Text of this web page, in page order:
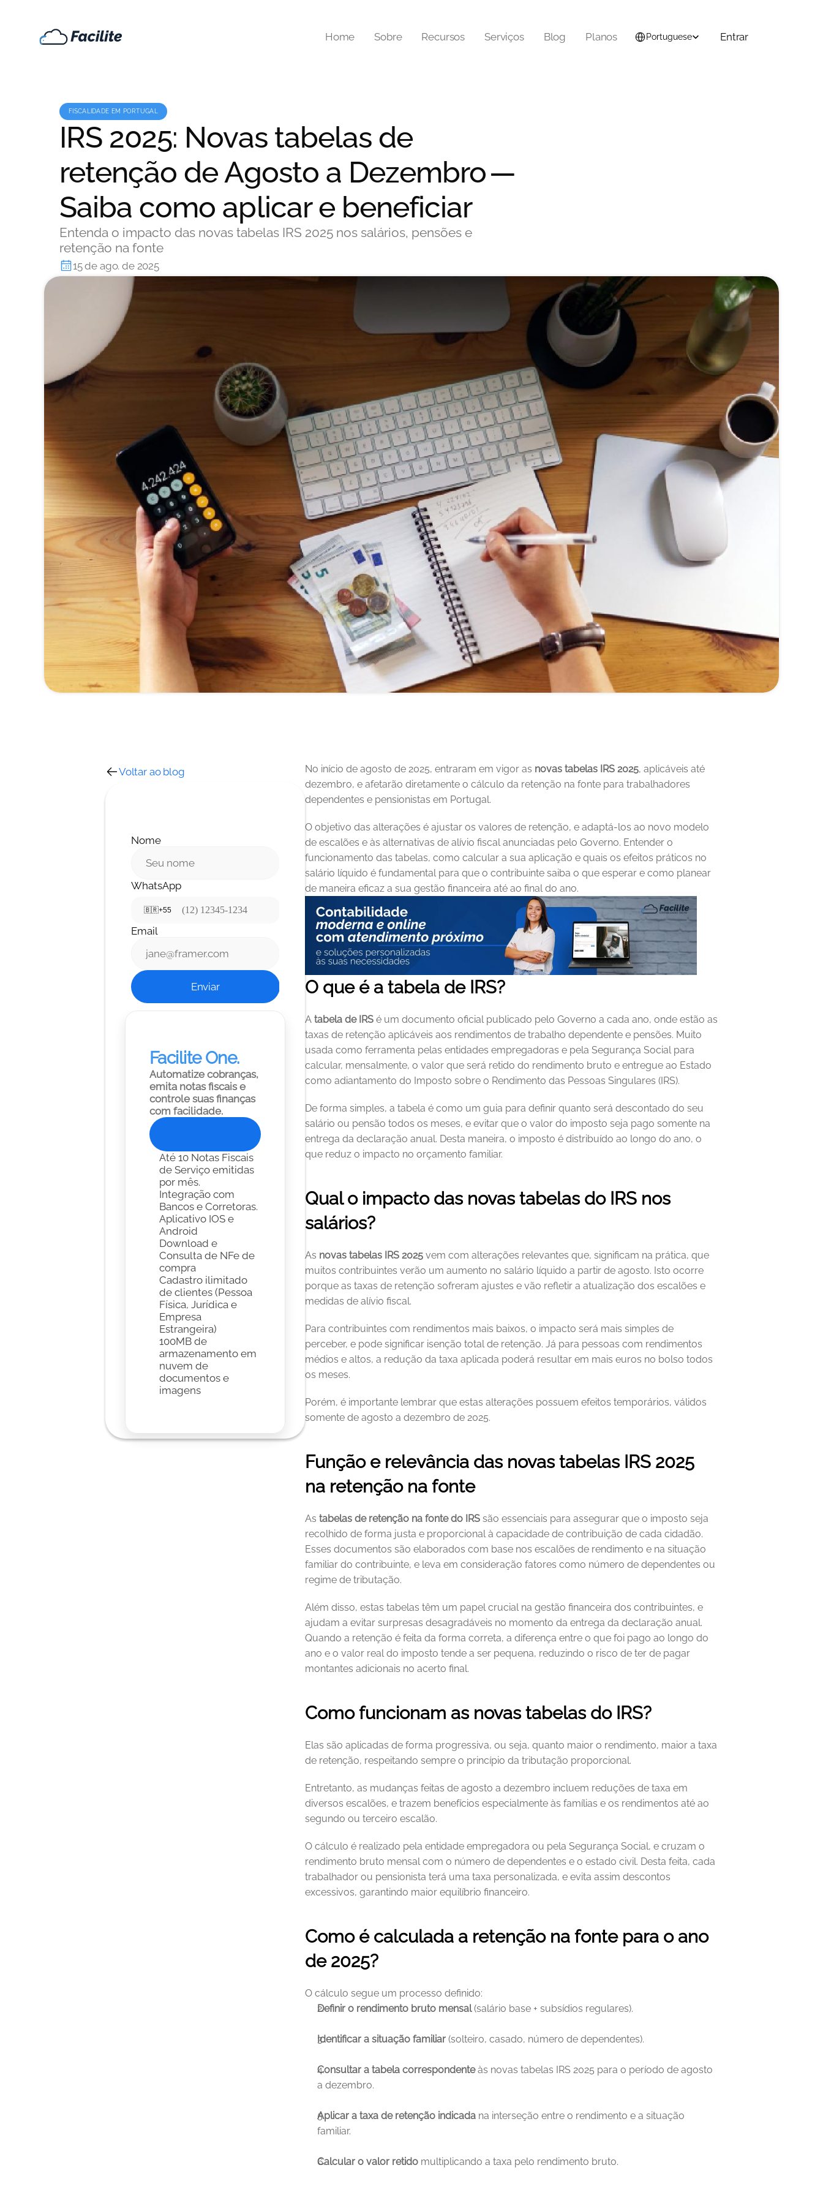
Home Sobre Recursos Serviços Blog Planos Portuguese Entrar
FISCALIDADE EM PORTUGAL
IRS 2025: Novas tabelas de
retenção de Agosto a Dezembro —
Saiba como aplicar e beneficiar
Entenda o impacto das novas tabelas IRS 2025 nos salários, pensões e
retenção na fonte
15 de ago. de 2025
Voltar ao blog
Nome
WhatsApp
🇧🇷+55
Email
Enviar
Facilite One.
Automatize cobranças,
emita notas fiscais e
controle suas finanças
com facilidade.
Até 10 Notas Fiscais
de Serviço emitidas
por mês.
Integração com
Bancos e Corretoras.
Aplicativo IOS e
Android
Download e
Consulta de NFe de
compra
Cadastro ilimitado
de clientes (Pessoa
Física, Jurídica e
Empresa
Estrangeira)
100MB de
armazenamento em
nuvem de
documentos e
imagens
No início de agosto de 2025, entraram em vigor as novas tabelas IRS 2025, aplicáveis até
dezembro, e afetarão diretamente o cálculo da retenção na fonte para trabalhadores
dependentes e pensionistas em Portugal.
O objetivo das alterações é ajustar os valores de retenção, e adaptá-los ao novo modelo
de escalões e às alternativas de alívio fiscal anunciadas pelo Governo. Entender o
funcionamento das tabelas, como calcular a sua aplicação e quais os efeitos práticos no
salário líquido é fundamental para que o contribuinte saiba o que esperar e como planear
de maneira eficaz a sua gestão financeira até ao final do ano.
O que é a tabela de IRS?
A tabela de IRS é um documento oficial publicado pelo Governo a cada ano, onde estão as
taxas de retenção aplicáveis aos rendimentos de trabalho dependente e pensões. Muito
usada como ferramenta pelas entidades empregadoras e pela Segurança Social para
calcular, mensalmente, o valor que será retido do rendimento bruto e entregue ao Estado
como adiantamento do Imposto sobre o Rendimento das Pessoas Singulares (IRS).
De forma simples, a tabela é como um guia para definir quanto será descontado do seu
salário ou pensão todos os meses, e evitar que o valor do imposto seja pago somente na
entrega da declaração anual. Desta maneira, o imposto é distribuído ao longo do ano, o
que reduz o impacto no orçamento familiar.
Qual o impacto das novas tabelas do IRS nos
salários?
As novas tabelas IRS 2025 vem com alterações relevantes que, significam na prática, que
muitos contribuintes verão um aumento no salário líquido a partir de agosto. Isto ocorre
porque as taxas de retenção sofreram ajustes e vão refletir a atualização dos escalões e
medidas de alívio fiscal.
Para contribuintes com rendimentos mais baixos, o impacto será mais simples de
perceber, e pode significar isenção total de retenção. Já para pessoas com rendimentos
médios e altos, a redução da taxa aplicada poderá resultar em mais euros no bolso todos
os meses.
Porém, é importante lembrar que estas alterações possuem efeitos temporários, válidos
somente de agosto a dezembro de 2025.
Função e relevância das novas tabelas IRS 2025
na retenção na fonte
As tabelas de retenção na fonte do IRS são essenciais para assegurar que o imposto seja
recolhido de forma justa e proporcional à capacidade de contribuição de cada cidadão.
Esses documentos são elaborados com base nos escalões de rendimento e na situação
familiar do contribuinte, e leva em consideração fatores como número de dependentes ou
regime de tributação.
Além disso, estas tabelas têm um papel crucial na gestão financeira dos contribuintes, e
ajudam a evitar surpresas desagradáveis no momento da entrega da declaração anual.
Quando a retenção é feita da forma correta, a diferença entre o que foi pago ao longo do
ano e o valor real do imposto tende a ser pequena, reduzindo o risco de ter de pagar
montantes adicionais no acerto final.
Como funcionam as novas tabelas do IRS?
Elas são aplicadas de forma progressiva, ou seja, quanto maior o rendimento, maior a taxa
de retenção, respeitando sempre o princípio da tributação proporcional.
Entretanto, as mudanças feitas de agosto a dezembro incluem reduções de taxa em
diversos escalões, e trazem benefícios especialmente às famílias e os rendimentos até ao
segundo ou terceiro escalão.
O cálculo é realizado pela entidade empregadora ou pela Segurança Social, e cruzam o
rendimento bruto mensal com o número de dependentes e o estado civil. Desta feita, cada
trabalhador ou pensionista terá uma taxa personalizada, e evita assim descontos
excessivos, garantindo maior equilíbrio financeiro.
Como é calculada a retenção na fonte para o ano
de 2025?
O cálculo segue um processo definido:
Definir o rendimento bruto mensal (salário base + subsídios regulares).
Identificar a situação familiar (solteiro, casado, número de dependentes).
Consultar a tabela correspondente às novas tabelas IRS 2025 para o período de agosto
a dezembro.
Aplicar a taxa de retenção indicada na interseção entre o rendimento e a situação
familiar.
Calcular o valor retido multiplicando a taxa pelo rendimento bruto.